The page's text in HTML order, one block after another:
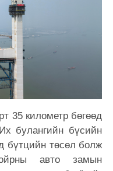
35 километр бөгөөд
булангийн бүсийн
бүтцийн төсөл болж
авто замын